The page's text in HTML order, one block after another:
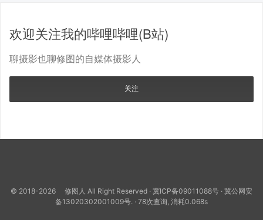
欢迎关注我的哔哩哔哩(B站)
聊摄影也聊修图的自媒体摄影人
关注
© 2018-2026 修图人 All Right Reserved · 冀ICP备09011088号 · 冀公网安
备13020302001009号. · 78次查询, 消耗0.068s